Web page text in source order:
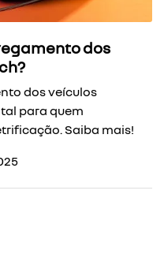
dos
dos veículos
para quem
Saiba mais!